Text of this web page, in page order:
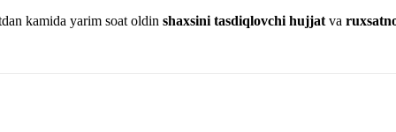
kamida yarim soat oldin shaxsini tasdiqlovchi hujjat va